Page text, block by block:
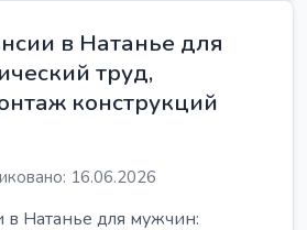
в Натанье для
труд,
конструкций
16.06.2026
Натанье для мужчин: